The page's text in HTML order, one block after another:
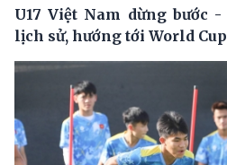
U17 Việt Nam dừng
lịch sử, hướng tới World Cup